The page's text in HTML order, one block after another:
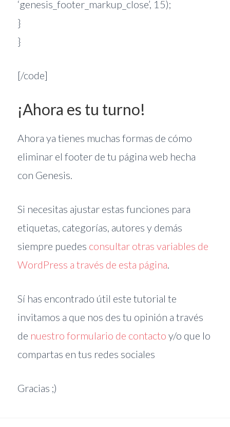
‘genesis_footer_markup_close’, 15);
}
}
[/code]
¡Ahora es tu turno!
Ahora ya tienes muchas formas de cómo
eliminar el footer de tu página web hecha
con Genesis.
Si necesitas ajustar estas funciones para
etiquetas, categorías, autores y demás
siempre puedes consultar otras variables de
WordPress a través de esta página.
Sí has encontrado útil este tutorial te
invitamos a que nos des tu opinión a través
de nuestro formulario de contacto y/o que lo
compartas en tus redes sociales
Gracias ;)